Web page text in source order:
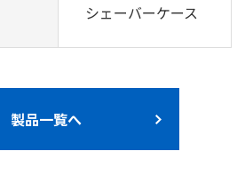
シェーバーケース
製品一覧へ